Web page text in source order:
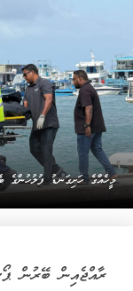
މީހެއްގެ ހަށިގަނޑު
ރާއްޖެއިން ބޭރުން